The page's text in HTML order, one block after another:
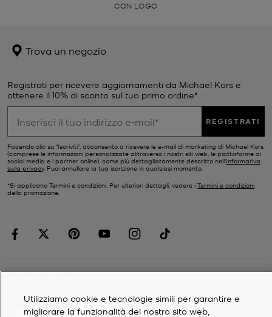
CON LOGO
Trova un negozio
Registrati per ricevere aggiornamenti da Michael Kors e
ottenere il 10% di sconto sul tuo primo ordine*.
REGISTRATI
Facendo clic su "Iscriviti", acconsento a ricevere le e-mail di marketing di Michael Kors
(comprese le informazioni personalizzate attraverso i nostri siti web, le piattaforme di
social media e i partner online), come più dettagliatamente descritto nell’Informativa
sulla privacy. Puoi annullare la tua iscrizione in qualsiasi momento.
*Si applicano Termini e condizioni. Per ulteriori dettagli, vedere i Termini e condizioni
della promozione.
SERVIZIO CLIENTI
IL MIO ACCOUNT
Utilizziamo cookie e tecnologie simili per garantire e
migliorare la funzionalità del nostro sito web,